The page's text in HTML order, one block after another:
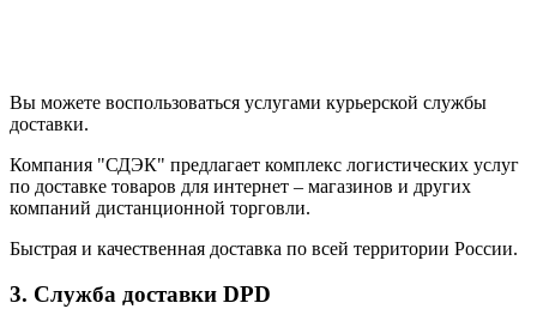
Вы можете воспользоваться услугами курьерской службы
доставки.
Компания "СДЭК" предлагает комплекс логистических услуг
по доставке товаров для интернет – магазинов и других
компаний дистанционной торговли.
Быстрая и качественная доставка по всей территории России.
3. Служба доставки DPD